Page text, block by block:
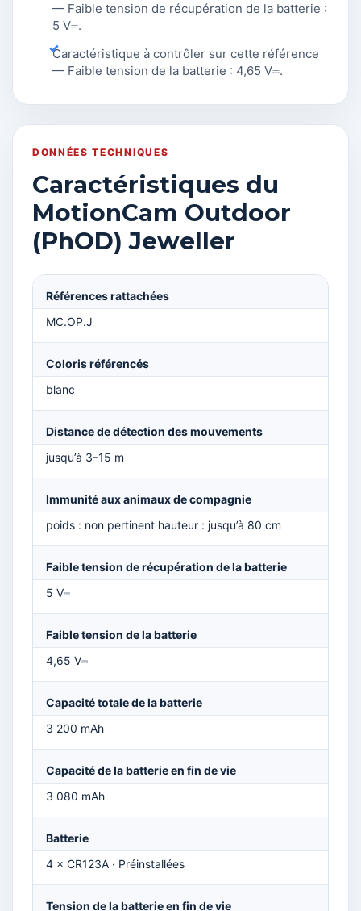
— Faible tension de récupération de la batterie :
5 V⎓.
Caractéristique à contrôler sur cette référence
— Faible tension de la batterie : 4,65 V⎓.
DONNÉES TECHNIQUES
Caractéristiques du
MotionCam Outdoor
(PhOD) Jeweller
Références rattachées
MC.OP.J
Coloris référencés
blanc
Distance de détection des mouvements
jusqu’à 3–15 m
Immunité aux animaux de compagnie
poids : non pertinent hauteur : jusqu’à 80 cm
Faible tension de récupération de la batterie
5 V⎓
Faible tension de la batterie
4,65 V⎓
Capacité totale de la batterie
3 200 mAh
Capacité de la batterie en fin de vie
3 080 mAh
Batterie
4 × CR123A · Préinstallées
Tension de la batterie en fin de vie